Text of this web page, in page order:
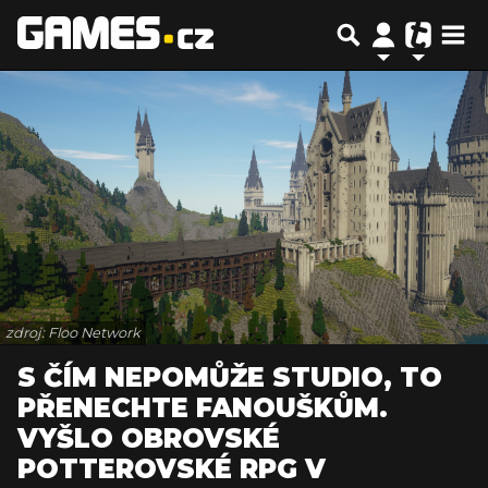
zdroj: Floo Network
S ČÍM NEPOMŮŽE STUDIO, TO
PŘENECHTE FANOUŠKŮM.
VYŠLO OBROVSKÉ
POTTEROVSKÉ RPG V